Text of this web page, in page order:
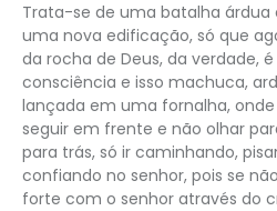
Trata-se de uma batalha
uma nova edificação, só que
da rocha de Deus, da verdade,
consciência e isso machuca,
lançada em uma fornalha,
seguir em frente e não olhar
para trás, só ir caminhando,
confiando no senhor, pois se
forte com o senhor através do